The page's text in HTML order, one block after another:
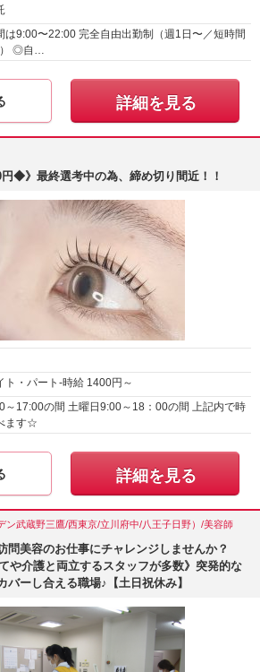
は9:00〜22:00 完全自由出勤制（週1日〜／短時間
勤務OK） ◎自…
詳細を見る
◆》最終選考中の為、締め切り間近！！
ト・パート-時給 1400円～
～17:00の間 土曜日9:00～18：00の間 上記内で時
ます☆
詳細を見る
ン武蔵野三鷹/西東京/立川府中/八王子日野）/美容師
問美容のお仕事にチャレンジしませんか？
や介護と両立するスタッフが多数》突発的な
バーし合える職場♪【土日祝休み】